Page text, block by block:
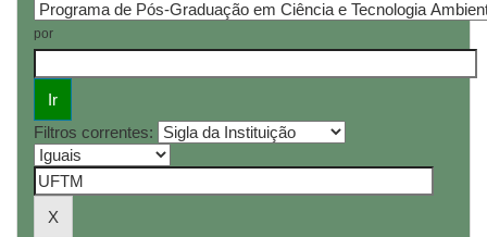
por
Filtros correntes: